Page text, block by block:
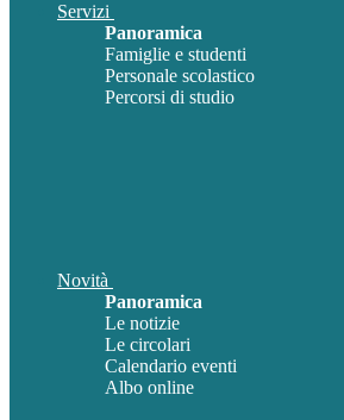
Servizi
Panoramica
Famiglie e studenti
Personale scolastico
Percorsi di studio
Novità
Panoramica
Le notizie
Le circolari
Calendario eventi
Albo online